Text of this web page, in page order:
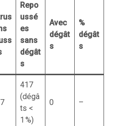
Repo
ussé
es
sans
dégât
s
Avec
dégât
s
%
dégât
s
417
(dégâ
ts <
1 %)
0 –